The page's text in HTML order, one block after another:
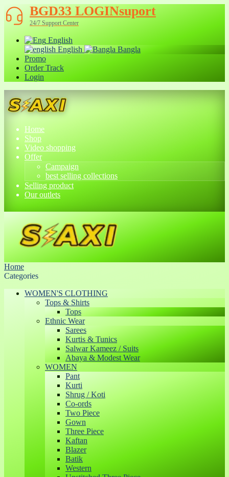
BGD33 LOGINsuport
24/7 Support Center
English
English
Bangla
Promo
Order Track
Login
Home
Shop
Video shopping
Offer
Campaign
best selling collections
Selling product
Our outlets
Home
Categories
WOMEN'S CLOTHING
Tops & Shirts
Tops
Ethnic Wear
Sarees
Kurtis & Tunics
Salwar Kameez / Suits
Abaya & Modest Wear
WOMEN
Pant
Kurti
Shrug / Koti
Co-ords
Two Piece
Gown
Three Piece
Kaftan
Blazer
Batik
Western